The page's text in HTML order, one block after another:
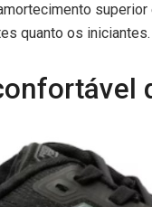
quanto os iniciantes.